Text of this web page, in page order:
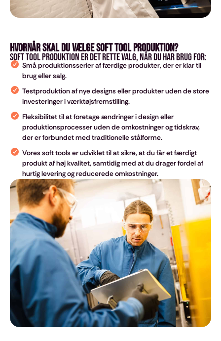
Hvornår skal du vælge Soft Tool produktion?
Soft tool produktion er det rette valg, når du har brug for:
Små produktionsserier af færdige produkter, der er klar til
brug eller salg.
Testproduktion af nye designs eller produkter uden de store
investeringer i værktøjsfremstilling.
Fleksibilitet til at foretage ændringer i design eller
produktionsprocesser uden de omkostninger og tidskrav,
der er forbundet med traditionelle stålforme.
Vores soft tools er udviklet til at sikre, at du får et færdigt
produkt af høj kvalitet, samtidig med at du drager fordel af
hurtig levering og reducerede omkostninger.